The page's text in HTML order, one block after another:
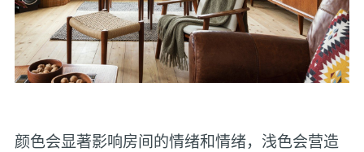
颜色会显著影响房间的情绪和情绪，浅色会营造